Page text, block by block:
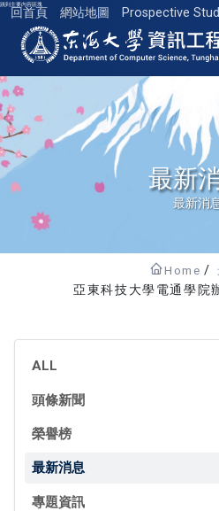
跳到主要內容區塊
回首頁 網站地圖 Prospective
東海大學logo
最新
最新消
Home
亞東科技大學電通學院
ALL
頭條新聞
榮譽榜
最新消息
專題資訊